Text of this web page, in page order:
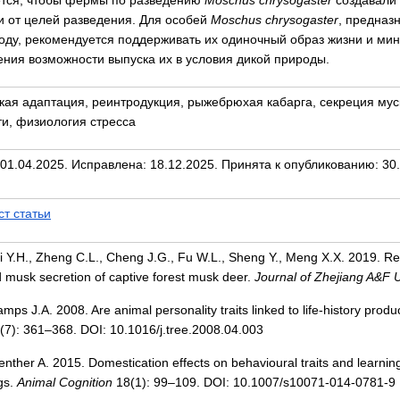
от целей разведения. Для особей Moschus chrysogaster ,
рекомендуется поддерживать их одиночный образ жизни и
возможности выпуска их в условия дикой природы.
адаптация, реинтродукция, рыжебрюхая кабарга, секреция
физиология стресса
Исправлена: 18.12.2025. Принята к опубликованию:
статьи
Y.H., Zheng C.L., Cheng J.G., Fu W.L., Sheng Y., Meng X.X. 2019.
musk secretion of captive forest musk deer. Journal of Zhejiang A&F
J.A. 2008. Are animal personality traits linked to life-history
361–368. DOI: 10.1016/j.tree.2008.04.003
A. 2015. Domestication effects on behavioural traits and
Animal Cognition 18(1): 99–109. DOI: 10.1007/s10071-014-0781-9